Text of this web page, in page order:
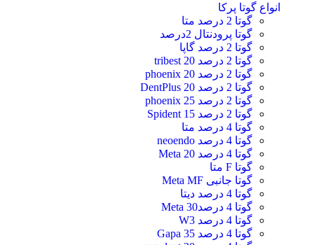
انواع گوتا پرکا
گوتا 2 درصد متا
گوتا پرودنتال 2درصد
گوتا 2 درصد گاپا
گوتا 2 درصد 20 tribest
گوتا 2 درصد 20 phoenix
گوتا 2 درصد 20 DentPlus
گوتا 2 درصد 25 phoenix
گوتا 2 درصد 15 Spident
گوتا 4 درصد متا
گوتا 4 درصد neoendo
گوتا 4 درصد 20 Meta
گوتا F متا
گوتا جانبی Meta MF
گوتا 4 درصد دیتا
گوتا 4 درصد30 Meta
گوتا 4 درصد W3
گوتا 4 درصد 35 Gapa